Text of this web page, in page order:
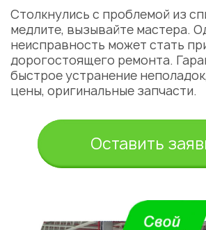
Столкнулись с проблемой из
медлите, вызывайте мастера.
неисправность может стать
дорогостоящего ремонта.
быстрое устранение
цены, оригинальные запчасти.
Оставить